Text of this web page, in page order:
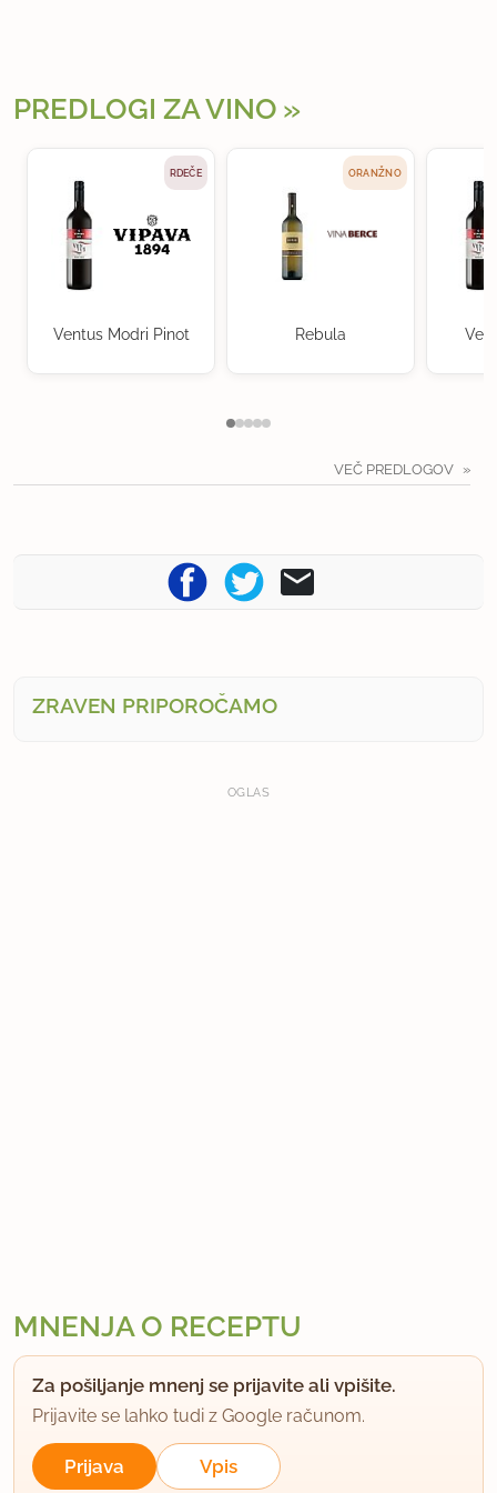
PREDLOGI ZA VINO
RDEČE
Ventus Modri Pinot
ORANŽNO
Rebula
VEČ PREDLOGOV
ZRAVEN PRIPOROČAMO
OGLAS
MNENJA O RECEPTU
Za pošiljanje mnenj se prijavite ali vpišite.
Prijavite se lahko tudi z Google računom.
Prijava Vpis